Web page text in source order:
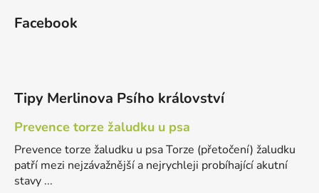
Facebook
Tipy Merlinova Psího království
Prevence torze žaludku u psa
Prevence torze žaludku u psa Torze (přetočení) žaludku
patří mezi nejzávažnější a nejrychleji probíhající akutní
stavy ...